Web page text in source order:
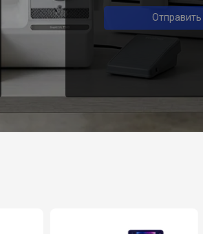
Отправить